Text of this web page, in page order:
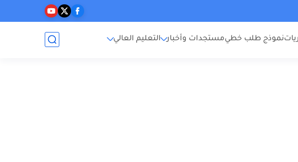
نموذج طلب خطيمستجدات وأخبار التعليم العالي